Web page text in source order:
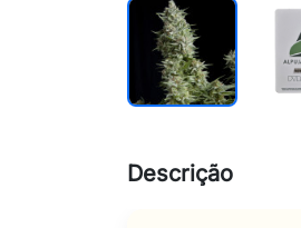
Descrição